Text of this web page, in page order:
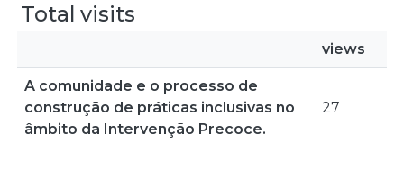
Total visits
views
A comunidade e o processo de
construção de práticas inclusivas no
âmbito da Intervenção Precoce.
27